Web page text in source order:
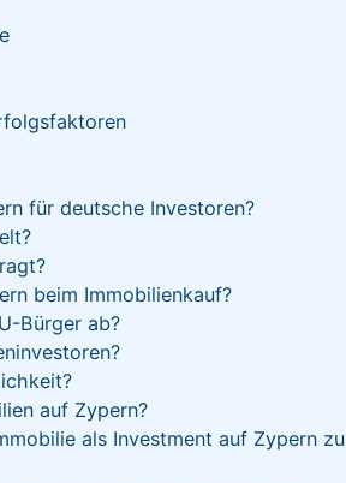
für deutsche Investoren?
beim Immobilienkauf?
Bürger ab?
auf Zypern?
als Investment auf Zypern zu